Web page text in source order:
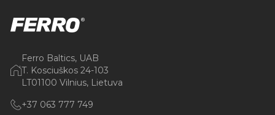
Ferro Baltics, UAB
T. Kosciuškos 24-103
LT01100 Vilnius, Lietuva
+37 063 777 749